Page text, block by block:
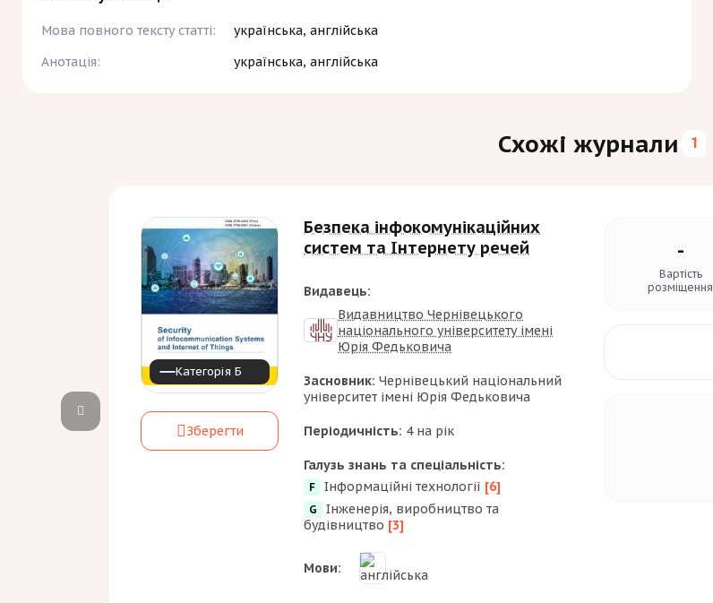
Мова повного тексту статті:
українська, англійська
Анотація:
українська, англійська
Схожі журнали 1
Категорія Б
Зберегти
Безпека інфокомунікаційних
систем та Інтернету речей
Видавець:
Видавництво Чернівецького
національного університету імені
Юрія Федьковича
Засновник: Чернівецький національний
університет імені Юрія Федьковича
Періодичність: 4 на рік
Галузь знань та спеціальність:
F Інформаційні технології [6]
G
Інженерія, виробництво та
будівництво [3]
Мови:
-
Вартість
розміщення